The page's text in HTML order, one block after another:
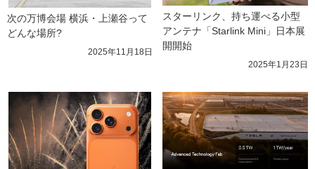
次の万博会場 横浜・上瀬谷って
どんな場所?
2025年11月18日
スターリンク、持ち運べる小型
アンテナ「Starlink Mini」日本展
開開始
2025年1月23日